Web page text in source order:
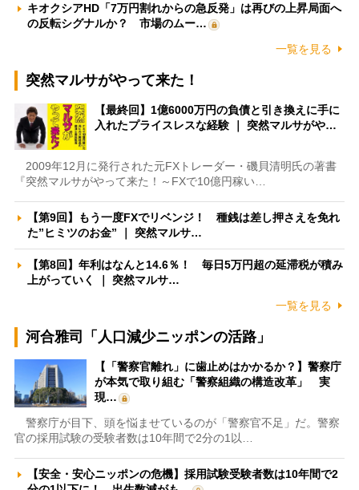
キオクシアHD「7万円割れからの急反発」は再びの上昇局面へ
の反転シグナルか？ 市場のムー…
一覧を見る
突然マルサがやって来た！
【最終回】1億6000万円の負債と引き換えに手に
入れたプライスレスな経験 ｜ 突然マルサがや…
2009年12月に発行された元FXトレーダー・磯貝清明氏の著書
『突然マルサがやって来た！～FXで10億円稼い…
【第9回】もう一度FXでリベンジ！ 種銭は差し押さえを免れ
た”ヒミツのお金” ｜ 突然マルサ…
【第8回】年利はなんと14.6％！ 毎日5万円超の延滞税が積み
上がっていく ｜ 突然マルサ…
一覧を見る
河合雅司「人口減少ニッポンの活路」
【「警察官離れ」に歯止めはかかるか？】警察庁
が本気で取り組む「警察組織の構造改革」 実
現…
警察庁が目下、頭を悩ませているのが「警察官不足」だ。警察
官の採用試験の受験者数は10年間で2分の1以…
【安全・安心ニッポンの危機】採用試験受験者数は10年間で2